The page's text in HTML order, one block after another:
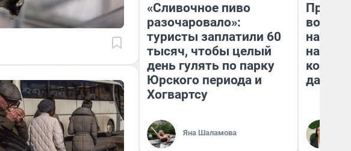
«Сливочное пиво
разочаровало»:
туристы заплатили 60
тысяч, чтобы целый
день гулять по парку
Юрского периода и
Хогвартсу
Яна Шаламова
нам
даже